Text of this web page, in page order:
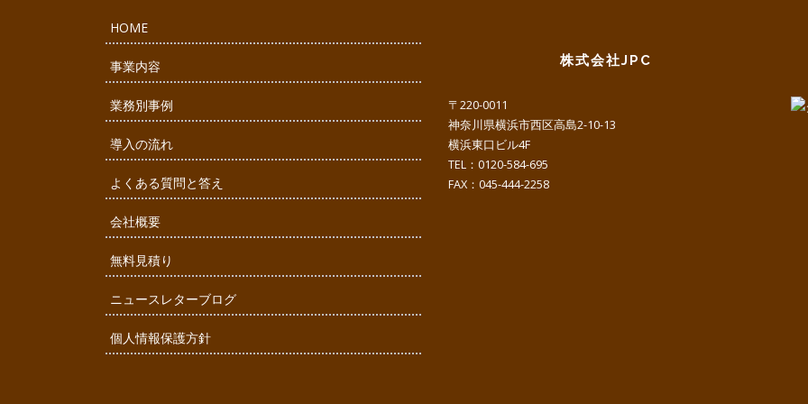
HOME
事業内容
業務別事例
導入の流れ
よくある質問と答え
会社概要
無料見積り
ニュースレターブログ
個人情報保護方針
株式会社JPC
〒220-0011
神奈川県横浜市西区高島2-10-13
横浜東口ビル4F
TEL：0120-584-695
FAX：045-444-2258